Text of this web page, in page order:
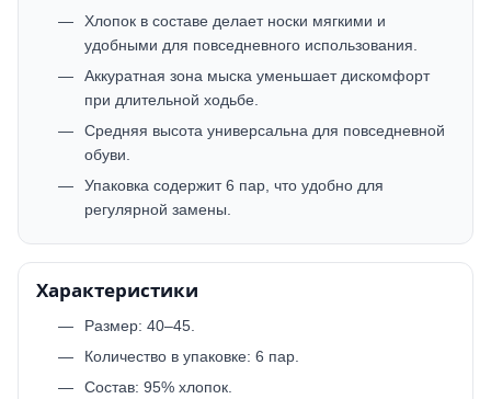
Хлопок в составе делает носки мягкими и
удобными для повседневного использования.
Аккуратная зона мыска уменьшает дискомфорт
при длительной ходьбе.
Средняя высота универсальна для повседневной
обуви.
Упаковка содержит 6 пар, что удобно для
регулярной замены.
Характеристики
Размер: 40–45.
Количество в упаковке: 6 пар.
Состав: 95% хлопок.